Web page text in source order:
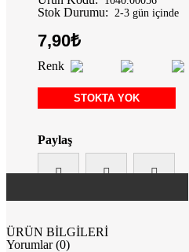
Stok Durumu: 2-3 gün içinde
7,90₺
Renk
STOKTA YOK
Paylaş
ÜRÜN BİLGİLERİ
Yorumlar (0)